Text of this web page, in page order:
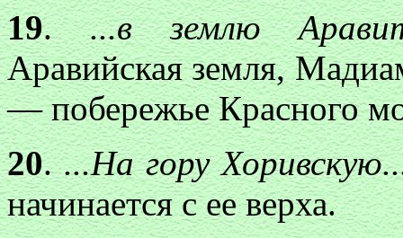
19....в землю
Аравийская земля,
— побережье Красного
20....На гору
начинается с ее верха.